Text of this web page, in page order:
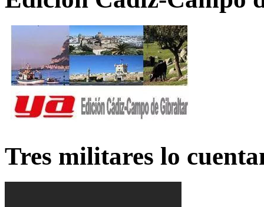
Tres militares lo